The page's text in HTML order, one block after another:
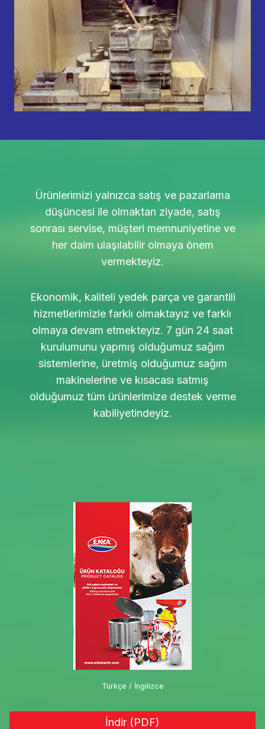
Ürünlerimizi yalnızca satış ve pazarlama
düşüncesi ile olmaktan ziyade, satış
sonrası servise, müşteri memnuniyetine ve
her daim ulaşılabilir olmaya önem
vermekteyiz.
Ekonomik, kaliteli yedek parça ve garantili
hizmetlerimizle farklı olmaktayız ve farklı
olmaya devam etmekteyiz. 7 gün 24 saat
kurulumunu yapmış olduğumuz sağım
sistemlerine, üretmiş olduğumuz sağım
makinelerine ve kısacası satmış
olduğumuz tüm ürünlerimize destek verme
kabiliyetindeyiz.
Türkçe / İngilizce
İndir (PDF)